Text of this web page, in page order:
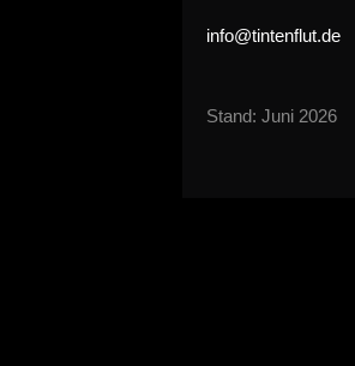
info@tintenflut.de
Stand: Juni 2026